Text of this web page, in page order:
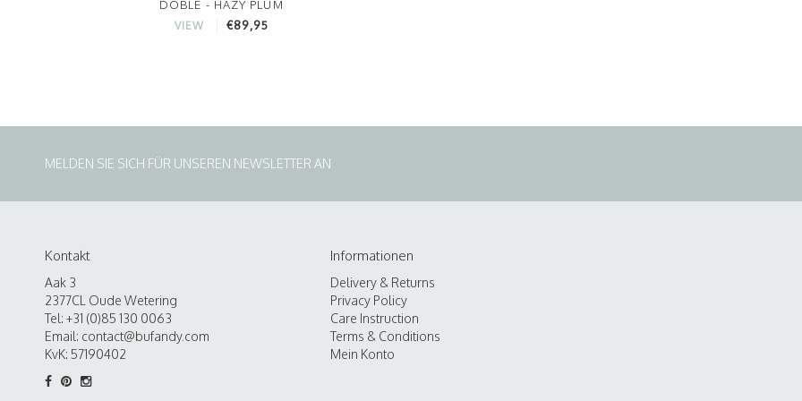
DOBLE - HAZY PLUM
VIEW €89,95
MELDEN SIE SICH FÜR UNSEREN NEWSLETTER AN
Kontakt
Aak 3
2377CL Oude Wetering
Tel: +31 (0)85 130 0063
Email: contact@bufandy.com
KvK: 57190402
Informationen
Delivery & Returns
Privacy Policy
Care Instruction
Terms & Conditions
Mein Konto